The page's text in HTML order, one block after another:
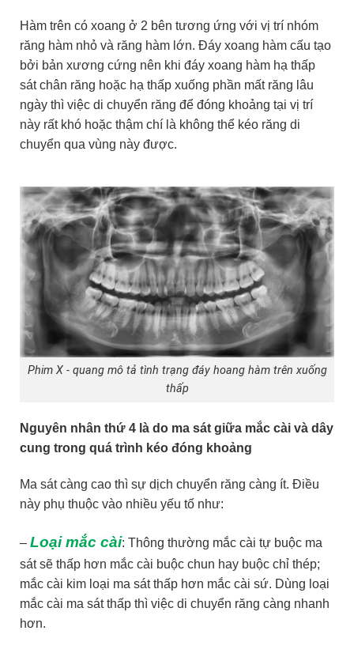
Hàm trên có xoang ở 2 bên tương ứng với vị trí nhóm
răng hàm nhỏ và răng hàm lớn. Đáy xoang hàm cấu tạo
bởi bản xương cứng nên khi đáy xoang hàm hạ thấp
sát chân răng hoặc hạ thấp xuống phần mất răng lâu
ngày thì việc di chuyển răng để đóng khoảng tại vị trí
này rất khó hoặc thậm chí là không thể kéo răng di
chuyển qua vùng này được.
Phim X - quang mô tả tình trạng đáy hoang hàm trên xuống
thấp
Nguyên nhân thứ 4 là do ma sát giữa mắc cài và dây
cung trong quá trình kéo đóng khoảng
Ma sát càng cao thì sự dịch chuyển răng càng ít. Điều
này phụ thuộc vào nhiều yếu tố như:
– Loại mắc cài: Thông thường mắc cài tự buộc ma
sát sẽ thấp hơn mắc cài buộc chun hay buộc chỉ thép;
mắc cài kim loại ma sát thấp hơn mắc cài sứ. Dùng loại
mắc cài ma sát thấp thì việc di chuyển răng càng nhanh
hơn.